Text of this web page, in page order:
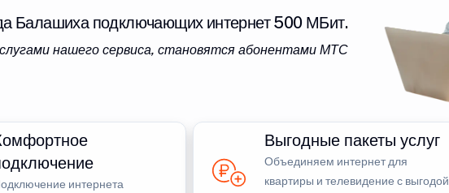
Балашиха подключающих интернет 500 МБит.
нашего сервиса, становятся абонентами МТС
интернета
Выгодные пакеты услуг
Объединяем интернет для
квартиры и телевидение с выгодой